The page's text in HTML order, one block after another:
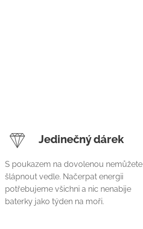
Jedinečný dárek
S poukazem na dovolenou nemůžete
šlápnout vedle. Načerpat energii
potřebujeme všichni a nic nenabije
baterky jako týden na moři.